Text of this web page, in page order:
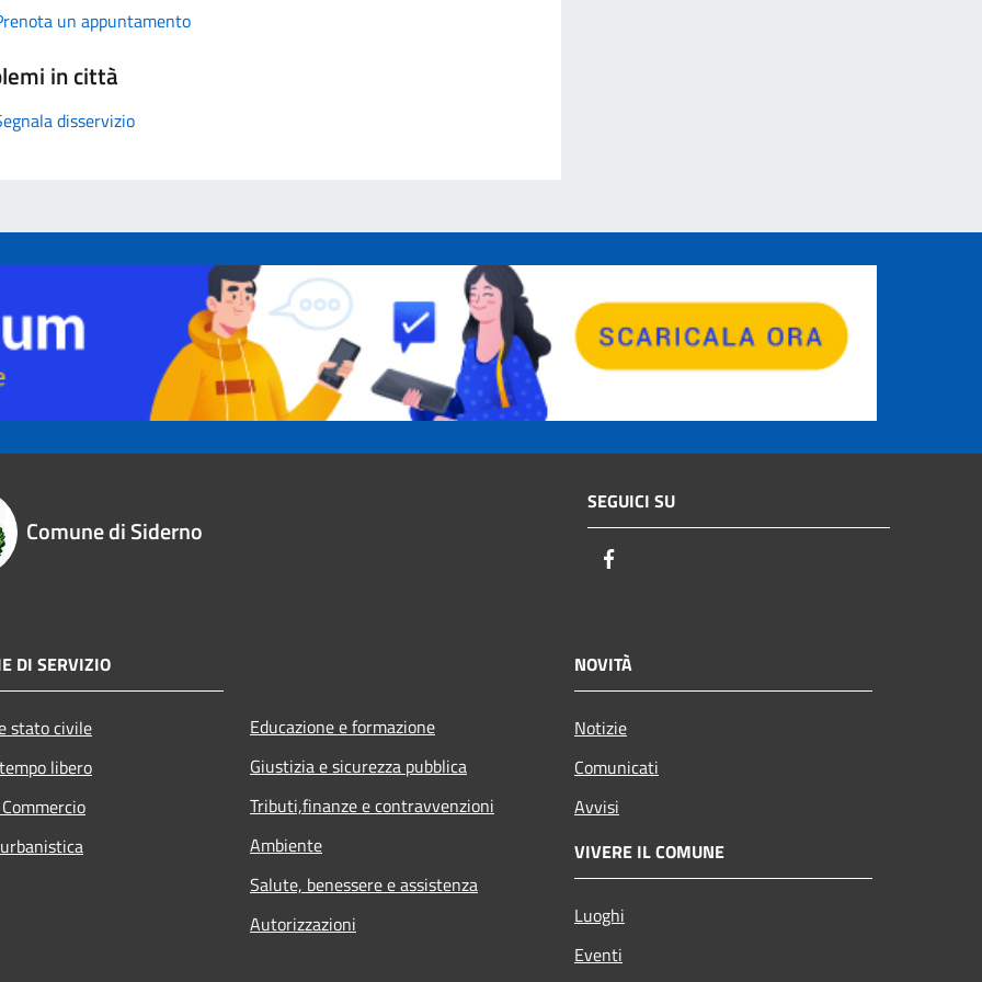
un appuntamento
in città
disservizio
Comune di Siderno
SEGUICI SU
DI SERVIZIO
stato civile
libero
Educazione e formazione
Giustizia e sicurezza pubblica
Tributi,finanze e contravvenzioni
Ambiente
Salute, benessere e assistenza
Autorizzazioni
NOVITÀ
Notizie
Comunicati
Avvisi
VIVERE IL COMUNE
Luoghi
Eventi